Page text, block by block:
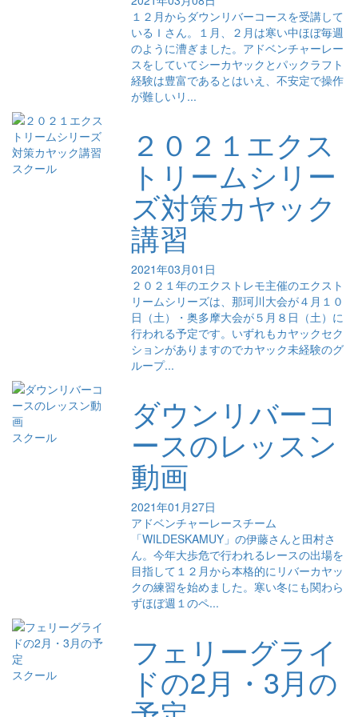
１２月からダウンリバーコースを受講して
いるＩさん。１月、２月は寒い中ほぼ毎週
のように漕ぎました。アドベンチャーレー
スをしていてシーカヤックとパックラフト
経験は豊富であるとはいえ、不安定で操作
が難しいリ...
スクール
２０２１エクス
トリームシリー
ズ対策カヤック
講習
2021年03月01日
２０２１年のエクストレモ主催のエクスト
リームシリーズは、那珂川大会が４月１０
日（土）・奥多摩大会が５月８日（土）に
行われる予定です。いずれもカヤックセク
ションがありますのでカヤック未経験のグ
ループ...
スクール
ダウンリバーコ
ースのレッスン
動画
2021年01月27日
アドベンチャーレースチーム
「WILDESKAMUY」の伊藤さんと田村さ
ん。今年大歩危で行われるレースの出場を
目指して１２月から本格的にリバーカヤッ
クの練習を始めました。寒い冬にも関わら
ずほぼ週１のペ...
スクール
フェリーグライ
ドの2月・3月の